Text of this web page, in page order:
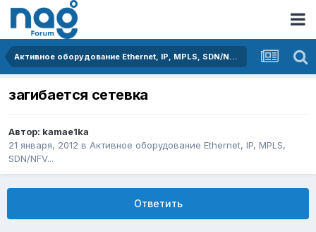
Активное оборудование Ethernet, IP, MPLS, SDN/NFV...
загибается сетевка
Автор: kamae1ka
21 января, 2012 в Активное оборудование Ethernet, IP, MPLS,
SDN/NFV...
Ответить